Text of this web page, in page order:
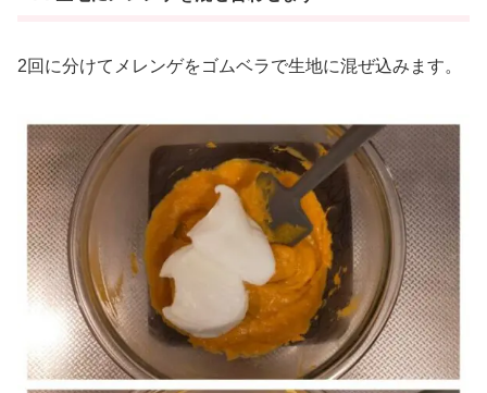
2回に分けてメレンゲをゴムベラで生地に混ぜ込みます。